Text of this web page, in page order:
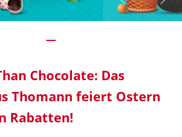
Chocolate: Das
Thomann feiert Ostern
Rabatten!